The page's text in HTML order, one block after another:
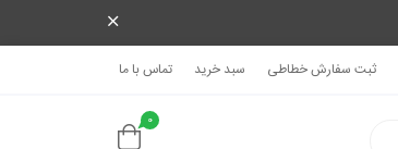
ثبت سفارش خطاطی سبد خرید تماس با ما
0